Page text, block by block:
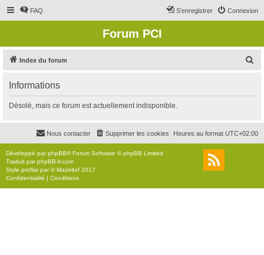
FAQ Connexion
S’enregistrer
Forum PCI
Index du forum
r
c
r
Informations
Désolé, mais ce forum est actuellement indisponible.
Heures au format UTC+02:00
Supprimer les cookies
Nous contacter
Développé parphpBB® Forum Software © phpBB Limited
Traduit parphpBB-fr.com
Style proflat par ©Mazeltof 2017
Confidentialité | Conditions